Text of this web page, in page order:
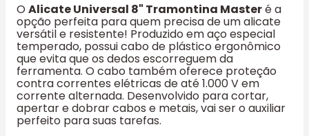
O Alicate Universal 8" Tramontina Masteré a
opção perfeita para quem precisa de um alicate
versátil e resistente! Produzido em aço especial
temperado, possui cabo de plástico ergonômico
que evita que os dedos escorreguem da
ferramenta. O cabo também oferece proteção
contra correntes elétricas de até 1.000 V em
corrente alternada. Desenvolvido para cortar,
apertar e dobrar cabos e metais, vai ser o auxiliar
perfeito para suas tarefas.